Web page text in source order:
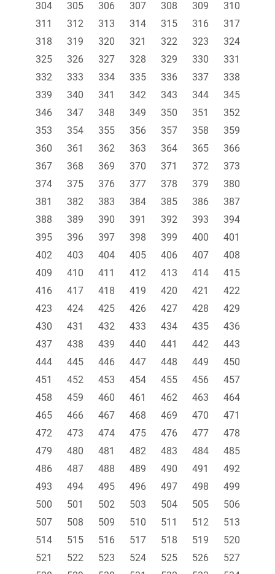
304
305 306 307 308 309
310
311
312 313 314 315 316
317
318
319 320 321 322 323
324
325
326 327 328 329 330
331
332
333 334 335 336 337
338
339
340 341 342 343 344
345
346
347 348 349 350 351
352
353
354 355 356 357 358
359
360
361 362 363 364 365
366
367
368 369 370 371 372
373
374
375 376 377 378 379
380
381
382 383 384 385 386
387
388
389 390 391 392 393
394
395
396 397 398 399 400
401
402
403 404 405 406 407
408
409
410 411 412 413 414
415
416
417 418 419 420 421
422
423
424 425 426 427 428
429
430
431 432 433 434 435
436
437
438 439 440 441 442
443
444
445 446 447 448 449
450
451
452 453 454 455 456
457
458
459 460 461 462 463
464
465
466 467 468 469 470
471
472
473 474 475 476 477
478
479
480 481 482 483 484
485
486
487 488 489 490 491
492
493
494 495 496 497 498
499
500
501 502 503 504 505
506
507
508 509 510 511 512
513
514
515 516 517 518 519
520
521
522 523 524 525 526
527